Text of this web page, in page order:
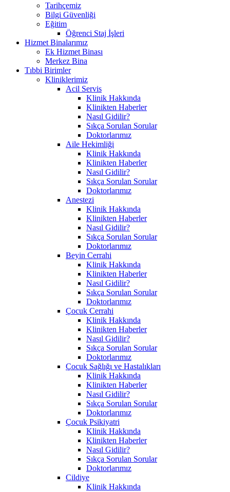
Tarihçemiz
Bilgi Güvenliği
Eğitim
Öğrenci Staj İşleri
Hizmet Binalarımız
Ek Hizmet Binası
Merkez Bina
Tıbbi Birimler
Kliniklerimiz
Acil Servis
Klinik Hakkında
Klinikten Haberler
Nasıl Gidilir?
Sıkça Sorulan Sorular
Doktorlarımız
Aile Hekimliği
Klinik Hakkında
Klinikten Haberler
Nasıl Gidilir?
Sıkça Sorulan Sorular
Doktorlarımız
Anestezi
Klinik Hakkında
Klinikten Haberler
Nasıl Gidilir?
Sıkça Sorulan Sorular
Doktorlarımız
Beyin Cerrahi
Klinik Hakkında
Klinikten Haberler
Nasıl Gidilir?
Sıkça Sorulan Sorular
Doktorlarımız
Çocuk Cerrahi
Klinik Hakkında
Klinikten Haberler
Nasıl Gidilir?
Sıkça Sorulan Sorular
Doktorlarımız
Çocuk Sağlığı ve Hastalıkları
Klinik Hakkında
Klinikten Haberler
Nasıl Gidilir?
Sıkça Sorulan Sorular
Doktorlarımız
Çocuk Psikiyatri
Klinik Hakkında
Klinikten Haberler
Nasıl Gidilir?
Sıkça Sorulan Sorular
Doktorlarımız
Cildiye
Klinik Hakkında